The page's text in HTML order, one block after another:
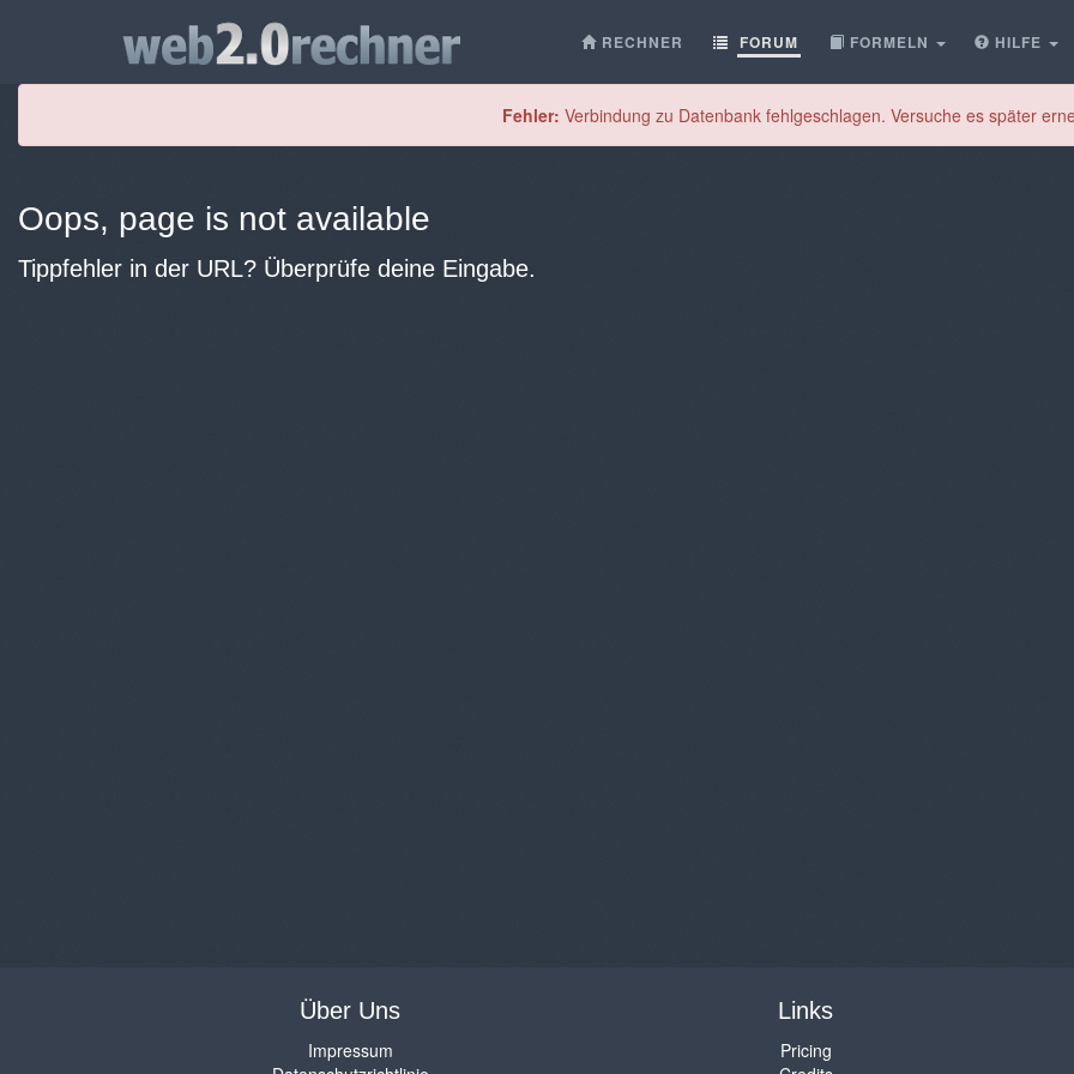
RECHNER FORUM FORMELN HILFE
Fehler: Verbindung zu Datenbank fehlgeschlagen. Versuche es später
Oops, page is not available
Tippfehler in der URL? Überprüfe deine Eingabe.
Über Uns
Impressum
Links
Pricing